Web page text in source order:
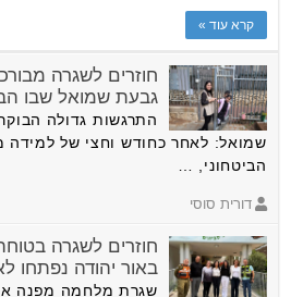
קרא עוד »
גבעת שמואל שבו
התרגשות גדולה
שמואל: לאחר כחודש וחצי של למידה
הביטחוני, …
דורית סוסי
חוזרים לשגרה
באור יהודה נפתחו
שגרת מלחמה מפנה